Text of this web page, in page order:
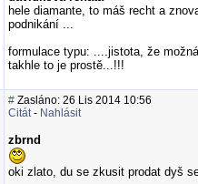
hele diamante, to máš recht a
podnikání ...
formulace typu: ....jistota, že
takhle to je prostě...!!!
# Zasláno: 26 Lis 2014 10:56
Citát- Nahlásit
zbrnd
oki zlato, du se zkusit prodat dyš